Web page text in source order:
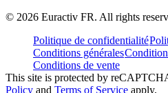
© 2026 Euractiv FR. All rights
Politique de confidentialité
Conditions générales
Conditions de vente
This site is protected by
Policy and Terms of Service apply.